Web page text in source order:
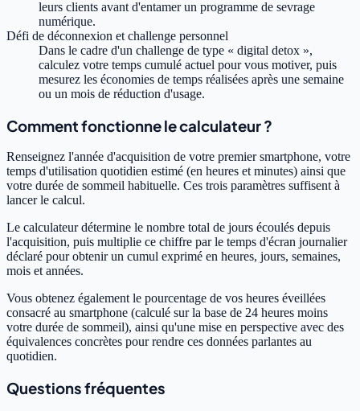
leurs clients avant d'entamer un programme de sevrage
numérique.
Défi de déconnexion et challenge personnel
Dans le cadre d'un challenge de type « digital detox »,
calculez votre temps cumulé actuel pour vous motiver, puis
mesurez les économies de temps réalisées après une semaine
ou un mois de réduction d'usage.
Comment fonctionne le calculateur ?
Renseignez l'année d'acquisition de votre premier smartphone, votre
temps d'utilisation quotidien estimé (en heures et minutes) ainsi que
votre durée de sommeil habituelle. Ces trois paramètres suffisent à
lancer le calcul.
Le calculateur détermine le nombre total de jours écoulés depuis
l'acquisition, puis multiplie ce chiffre par le temps d'écran journalier
déclaré pour obtenir un cumul exprimé en heures, jours, semaines,
mois et années.
Vous obtenez également le pourcentage de vos heures éveillées
consacré au smartphone (calculé sur la base de 24 heures moins
votre durée de sommeil), ainsi qu'une mise en perspective avec des
équivalences concrètes pour rendre ces données parlantes au
quotidien.
Questions fréquentes